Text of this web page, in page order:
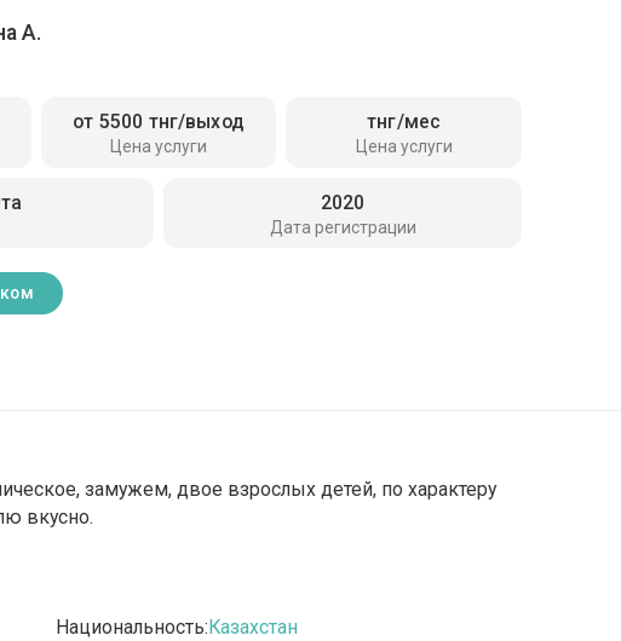
А.
Цена услуги
от 5500 тнг/выход
Цена услуги
тнг/мес
Дата регистрации
2020
замужем, двое взрослых детей, по характеру
вкусно.
Национальность:Казахстан